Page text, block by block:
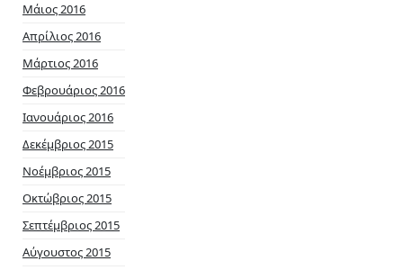
Μάιος 2016
Απρίλιος 2016
Μάρτιος 2016
Φεβρουάριος 2016
Ιανουάριος 2016
Δεκέμβριος 2015
Νοέμβριος 2015
Οκτώβριος 2015
Σεπτέμβριος 2015
Αύγουστος 2015